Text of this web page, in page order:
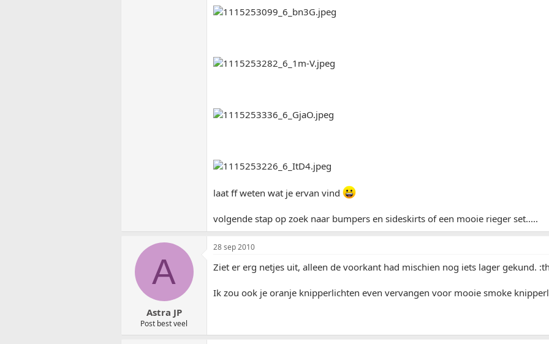
laat ff weten wat je ervan vind
volgende stap op zoek naar bumpers en sideskirts of een mooie rieger set.....
A
Astra JP
Post best veel
28 sep 2010
Ziet er erg netjes uit, alleen de voorkant had mischien nog iets lager gekund.
Ik zou ook je oranje knipperlichten even vervangen voor mooie smoke